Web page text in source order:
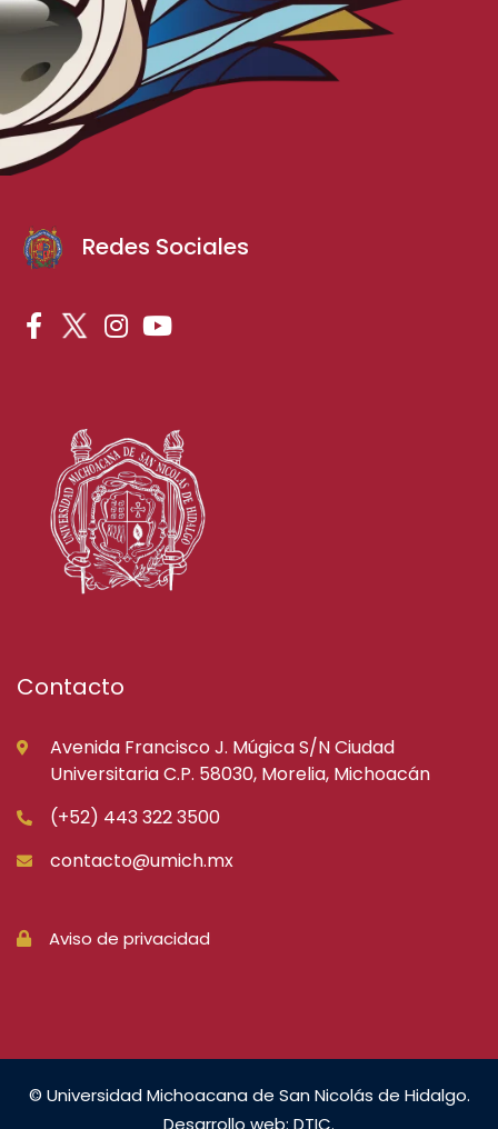
Redes Sociales
Contacto
Avenida Francisco J. Múgica S/N Ciudad
Universitaria C.P. 58030, Morelia, Michoacán
(+52) 443 322 3500
contacto@umich.mx
Aviso de privacidad
© Universidad Michoacana de San Nicolás de Hidalgo.
Desarrollo web: DTIC.